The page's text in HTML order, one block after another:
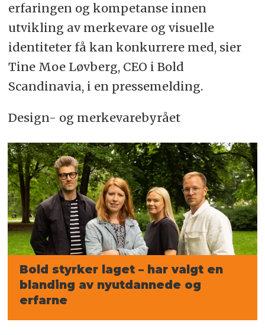
erfaringen og kompetanse innen
utvikling av merkevare og visuelle
identiteter få kan konkurrere med, sier
Tine Moe Løvberg, CEO i Bold
Scandinavia, i en pressemelding.
Design- og merkevarebyrået
Bold styrker laget – har valgt en
blanding av nyutdannede og
erfarne